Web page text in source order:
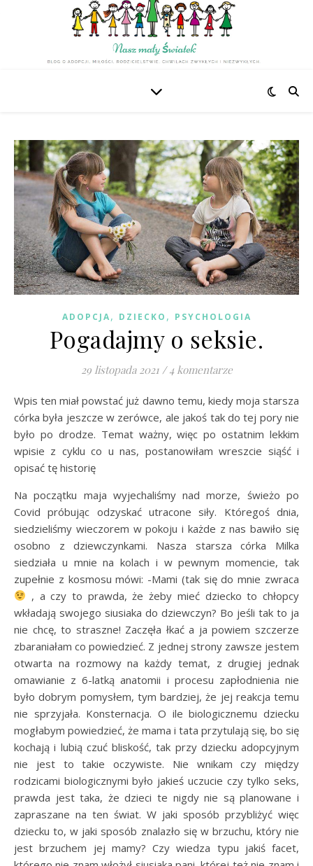
ADOPCJA, DZIECKO , PSYCHOLOGIA
Pogadajmy o seksie.
29 listopada 2021 / 4 komentarze
Wpis ten miał powstać już dawno temu, kiedy moja starsza
córka była jeszcze w zerówce, ale jakoś tak do tej pory nie
było po drodze. Temat ważny, więc po ostatnim lekkim
wpisie z cyklu co u nas, postanowiłam wreszcie siąść i
opisać tę historię
Na początku maja wyjechaliśmy nad morze, świeżo po
Covid próbując odzyskać utracone siły. Któregoś dnia,
siedzieliśmy wieczorem w pokoju i każde z nas bawiło się
osobno z dziewczynkami. Nasza starsza córka Milka
siedziała u mnie na kolach i w pewnym momencie, tak
zupełnie z kosmosu mówi: -Mami (tak się do mnie zwraca
, a czy to prawda, że żeby mieć dziecko to chłopcy
wkładają swojego siusiaka do dziewczyn? Bo jeśli tak to ja
nie chcę, to straszne! Zaczęła łkać a ja powiem szczerze
zbaraniałam co powiedzieć. Z jednej strony zawsze jestem
otwarta na rozmowy na każdy temat, z drugiej jednak
omawianie z 6-latką anatomii i procesu zapłodnienia nie
było dobrym pomysłem, tym bardziej, że jej reakcja temu
nie sprzyjała. Konsternacja. O ile biologicznemu dziecku
mogłabym powiedzieć, że mama i tata przytulają się, bo się
kochają i lubią czuć bliskość, tak przy dziecku adopcyjnym
nie jest to takie oczywiste. Nie wnikam czy między
rodzicami biologicznymi było jakieś uczucie czy tylko seks,
prawda jest taka, że dzieci te nigdy nie są planowane i
zapraszane na ten świat. W jaki sposób przybliżyć więc
dziecku to, w jaki sposób znalazło się w brzuchu, który nie
jest brzuchem jej mamy? Czy wiedza typu jakiś facet,